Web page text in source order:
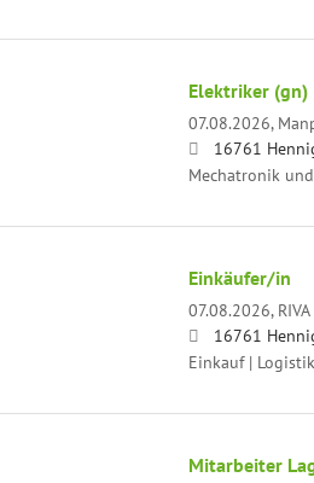
Elektriker (gn)
07.08.2026,
16761
Mechatronik
Einkäufer/in
07.08.2026,
16761
Einkauf | Logistik
Mitarbeiter